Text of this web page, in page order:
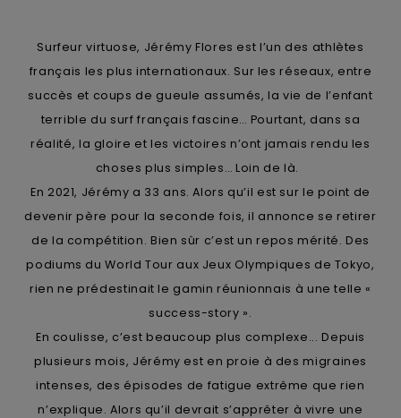
Surfeur virtuose, Jérémy Flores est l’un des athlètes
français les plus internationaux. Sur les réseaux, entre
succès et coups de gueule assumés, la vie de l’enfant
terrible du surf français fascine… Pourtant, dans sa
réalité, la gloire et les victoires n’ont jamais rendu les
choses plus simples… Loin de là.
En 2021, Jérémy a 33 ans. Alors qu’il est sur le point de
devenir père pour la seconde fois, il annonce se retirer
de la compétition. Bien sûr c’est un repos mérité. Des
podiums du World Tour aux Jeux Olympiques de Tokyo,
rien ne prédestinait le gamin réunionnais à une telle «
success-story ».
En coulisse, c’est beaucoup plus complexe... Depuis
plusieurs mois, Jérémy est en proie à des migraines
intenses, des épisodes de fatigue extrême que rien
n’explique. Alors qu’il devrait s’apprêter à vivre une